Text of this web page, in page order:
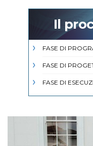
Il
FASE DI
FASE DI
FASE DI